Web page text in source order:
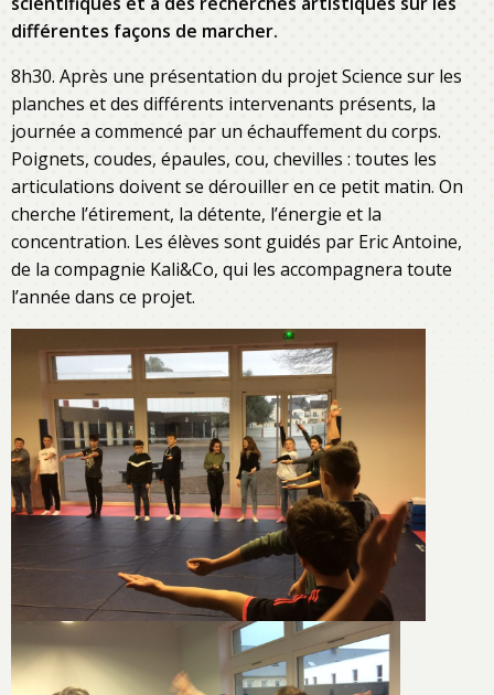
différentes façons de marcher.
8h30. Après une présentation du projet Science sur les
planches et des différents intervenants présents, la
journée a commencé par un échauffement du corps.
Poignets, coudes, épaules, cou, chevilles : toutes les
articulations doivent se dérouiller en ce petit matin. On
cherche l’étirement, la détente, l’énergie et la
concentration. Les élèves sont guidés par Eric Antoine,
de la compagnie Kali&Co, qui les accompagnera toute
l’année dans ce projet.